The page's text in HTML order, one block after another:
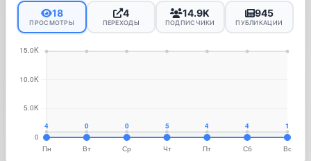
18
ПРОСМОТРЫ
4
ПЕРЕХОДЫ
14.9K
ПОДПИСЧИКИ
945
ПУБЛИКАЦИИ